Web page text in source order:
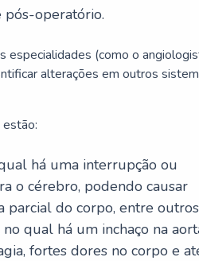
operatório.
especialidades (como o
alterações em outros
há uma interrupção ou
o cérebro, podendo causar
parcial do corpo, entre
no qual há um inchaço na
fortes dores no corpo e